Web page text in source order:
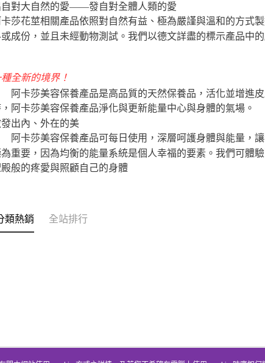
自對大自然的愛——發自對全體人類的愛
卡莎花莖相關產品依照對自然有益、極為嚴謹與溫和的方式
成份，並且未經動物測試。我們以德文詳盡的標示產品中
種全新的境界！
卡莎美容保養產品是高品質的天然保養品，活化並增進皮
，阿卡莎美容保養產品淨化與更新能量中心與身體的氣場。
出內、外在的美
卡莎美容保養產品可每日使用，深層呵護身體與能量，讓
重要，因為均衡的能量系統是個人幸福的要素。我們可體
般的疼愛與照顧自己的身體
類熱銷 全站排行